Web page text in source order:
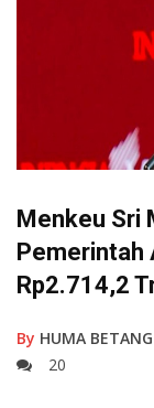
Menkeu Sri
Pemerintah
Rp2.714,2
By HUMA BETANG
20